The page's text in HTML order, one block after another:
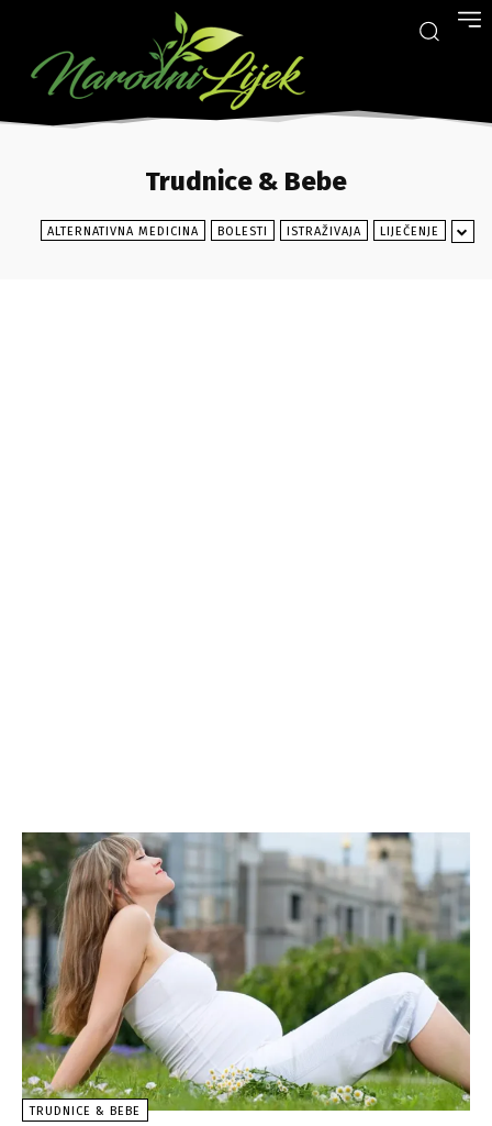
Trudnice & Bebe
ALTERNATIVNA MEDICINA BOLESTI ISTRAŽIVAJA LIJEČENJE
TRUDNICE & BEBE